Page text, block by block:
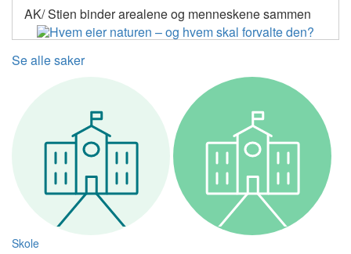
AK/ Stien binder arealene og menneskene sammen
Se alle saker
Skole